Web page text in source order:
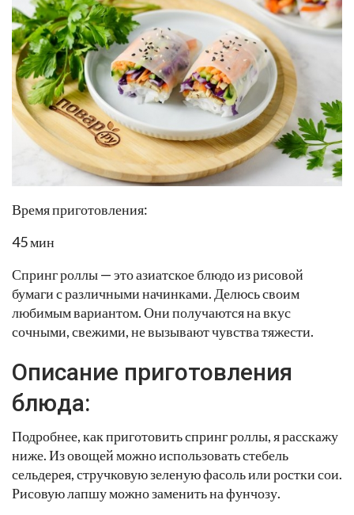
Время приготовления:
45 мин
Спринг роллы — это азиатское блюдо из рисовой
бумаги с различными начинками. Делюсь своим
любимым вариантом. Они получаются на вкус
сочными, свежими, не вызывают чувства тяжести.
Описание приготовления
блюда:
Подробнее, как приготовить спринг роллы, я расскажу
ниже. Из овощей можно использовать стебель
сельдерея, стручковую зеленую фасоль или ростки сои.
Рисовую лапшу можно заменить на фунчозу.